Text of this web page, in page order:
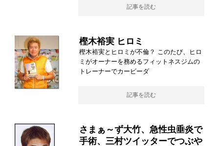
記事を読む
樫木裕実 ヒロミ
樫木裕実とヒロミが不倫？ このたび、ヒロ
ミがオーナーを務めるフィットネスジムの
トレーナーでカービーダ
記事を読む
さまぁ～ず大竹、急性虫垂炎で
手術、三村ツイッターでつぶや